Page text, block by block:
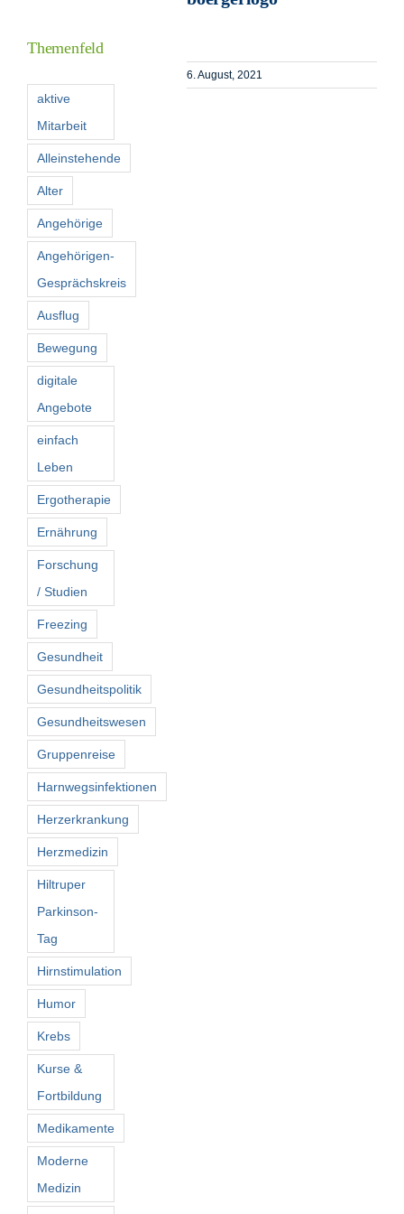
6. August, 2021
Themenfeld
aktive
Mitarbeit
Alleinstehende
Alter
Angehörige
Angehörigen-
Gesprächskreis
Ausflug
Bewegung
digitale
Angebote
einfach
Leben
Ergotherapie
Ernährung
Forschung
/ Studien
Freezing
Gesundheit
Gesundheitspolitik
Gesundheitswesen
Gruppenreise
Harnwegsinfektionen
Herzerkrankung
Herzmedizin
Hiltruper
Parkinson-
Tag
Hirnstimulation
Humor
Krebs
Kurse &
Fortbildung
Medikamente
Moderne
Medizin